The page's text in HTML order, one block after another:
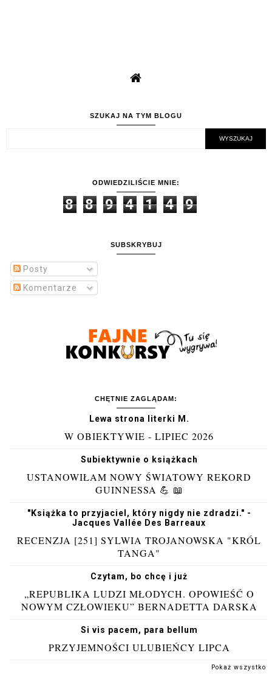
SZUKAJ NA TYM BLOGU
ODWIEDZILIŚCIE MNIE:
8 8 9 4 1 4 9
SUBSKRYBUJ
Posty
Komentarze
CHĘTNIE ZAGLĄDAM:
Lewa strona literki M.
W OBIEKTYWIE - LIPIEC 2026
Subiektywnie o książkach
USTANOWIŁAM NOWY ŚWIATOWY REKORD
GUINNESSA 💪 📖
"Książka to przyjaciel, który nigdy nie zdradzi." -
Jacques Vallée Des Barreaux
RECENZJA [251] SYLWIA TROJANOWSKA "KRÓL
TANGA"
Czytam, bo chcę i już
„REPUBLIKA LUDZI MŁODYCH. OPOWIEŚĆ O
NOWYM CZŁOWIEKU” BERNADETTA DARSKA
Si vis pacem, para bellum
PRZYJEMNOŚCI ULUBIEŃCY LIPCA
Pokaż wszystko